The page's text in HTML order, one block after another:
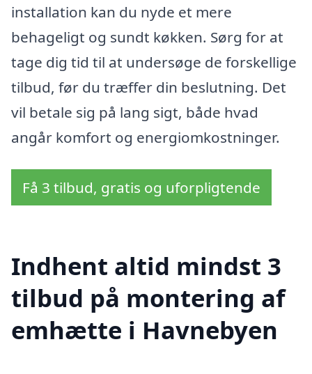
installation kan du nyde et mere
behageligt og sundt køkken. Sørg for at
tage dig tid til at undersøge de forskellige
tilbud, før du træffer din beslutning. Det
vil betale sig på lang sigt, både hvad
angår komfort og energiomkostninger.
Få 3 tilbud, gratis og uforpligtende
Indhent altid mindst 3
tilbud på montering af
emhætte i Havnebyen